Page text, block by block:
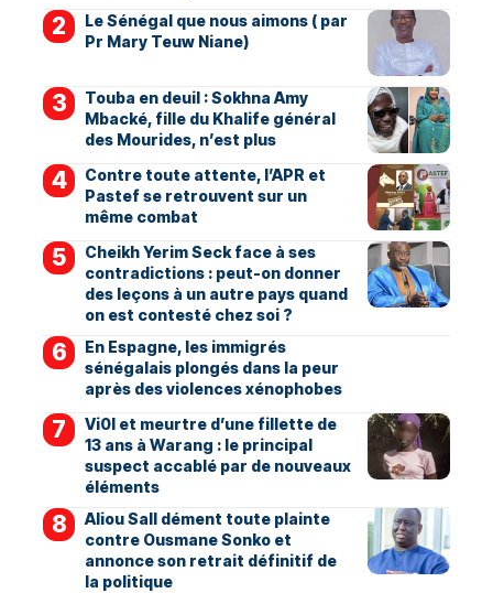
Le Sénégal que nous aimons ( par
Pr Mary Teuw Niane)
Touba en deuil : Sokhna Amy
Mbacké, fille du Khalife général
des Mourides, n’est plus
Contre toute attente, l’APR et
Pastef se retrouvent sur un
même combat
Cheikh Yerim Seck face à ses
contradictions : peut-on donner
des leçons à un autre pays quand
on est contesté chez soi ?
En Espagne, les immigrés
sénégalais plongés dans la peur
après des violences xénophobes
Vi0l et meurtre d’une fillette de
13 ans à Warang : le principal
suspect accablé par de nouveaux
éléments
Aliou Sall dément toute plainte
contre Ousmane Sonko et
annonce son retrait définitif de
la politique